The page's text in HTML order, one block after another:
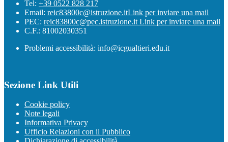
Tel: +39 0522 828 217
Email: reic83800c@istruzione.itLink per inviare una mail
PEC: reic83800c@pec.istruzione.it Link per inviare una mail
C.F.: 81002030351
Problemi accessibilità: info@icgualtieri.edu.it
Sezione Link Utili
Cookie policy
Note legali
Informativa Privacy
Ufficio Relazioni con il Pubblico